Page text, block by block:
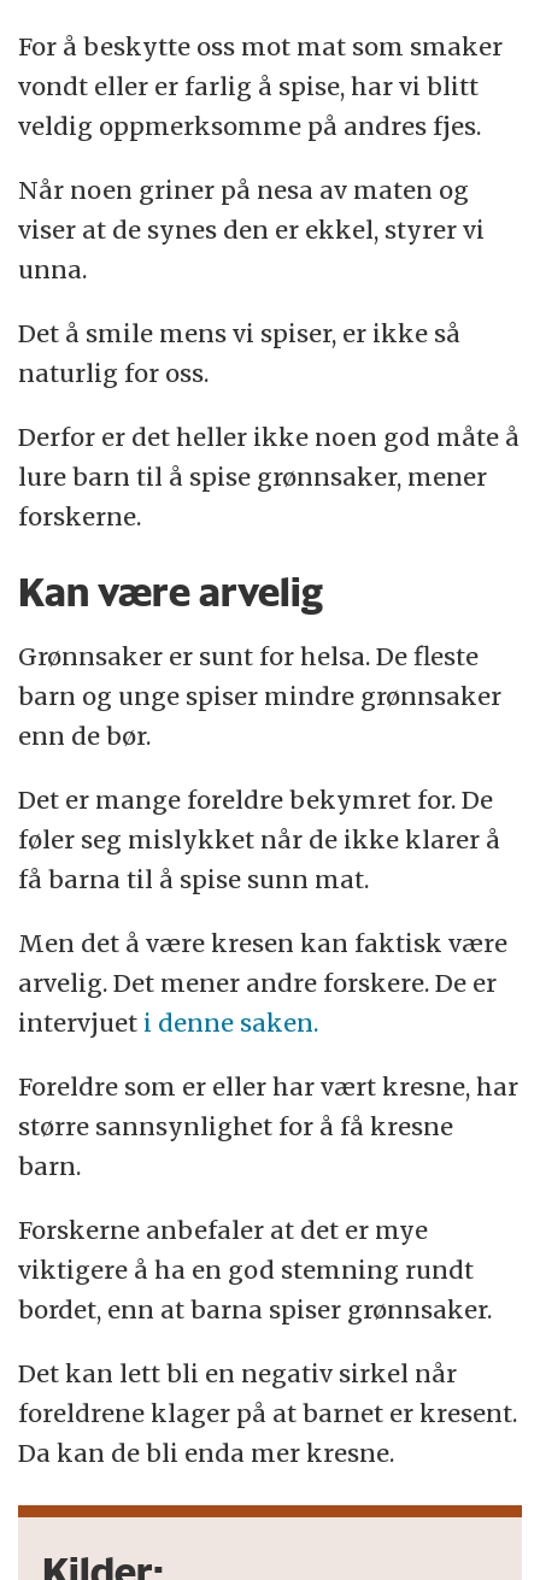
For å beskytte oss mot mat som smaker
vondt eller er farlig å spise, har vi blitt
veldig oppmerksomme på andres fjes.
Når noen griner på nesa av maten og
viser at de synes den er ekkel, styrer vi
unna.
Det å smile mens vi spiser, er ikke så
naturlig for oss.
Derfor er det heller ikke noen god måte å
lure barn til å spise grønnsaker, mener
forskerne.
Kan være arvelig
Grønnsaker er sunt for helsa. De fleste
barn og unge spiser mindre grønnsaker
enn de bør.
Det er mange foreldre bekymret for. De
føler seg mislykket når de ikke klarer å
få barna til å spise sunn mat.
Men det å være kresen kan faktisk være
arvelig. Det mener andre forskere. De er
intervjuet i denne saken.
Foreldre som er eller har vært kresne, har
større sannsynlighet for å få kresne
barn.
Forskerne anbefaler at det er mye
viktigere å ha en god stemning rundt
bordet, enn at barna spiser grønnsaker.
Det kan lett bli en negativ sirkel når
foreldrene klager på at barnet er kresent.
Da kan de bli enda mer kresne.